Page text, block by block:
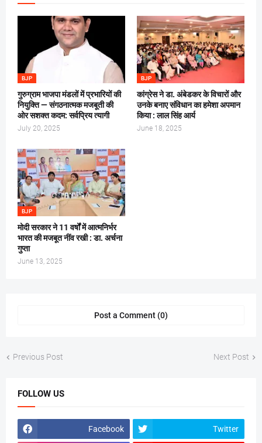
BJP
गुरुग्राम भाजपा मंडलों में प्रभारियों की
नियुक्ति — संगठनात्मक मजबूती की
ओर सशक्त कदम: सर्वप्रिय त्यागी
July 20, 2025
BJP
कांग्रेस ने डा. अंबेडकर के विचारों और
उनके बनाए संविधान का हमेशा अपमान
किया : लाल सिंह आर्य
June 18, 2025
BJP
मोदी सरकार ने 11 वर्षों में आत्मनिर्भर
भारत की मजबूत नींव रखी : डा. अर्चना
गुप्ता
June 13, 2025
Post a Comment (0)
Previous Post Next Post
FOLLOW US
Facebook Twitter